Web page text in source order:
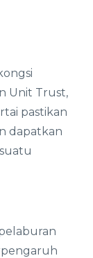
Unit Trust,
pastikan
dapatkan